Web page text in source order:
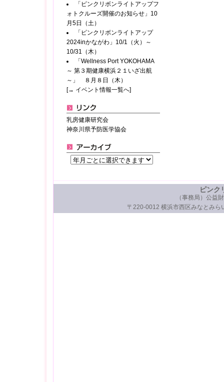
「ピンクリボンライトアップフ
ォトクルーズ開催のお知らせ」10
月5日（土）
「ピンクリボンライトアップ
2024inかながわ」10/1（火）～
10/31（木）
「Wellness Port YOKOHAMA
～ 第３期健康横浜２１いざ出航
～」 ８月８日（木）
[→ イベント情報一覧へ]
乳房健康研究会
神奈川県予防医学協会
ピンク
（事務局）公益
〒220-0012 横浜市西区みなとみ